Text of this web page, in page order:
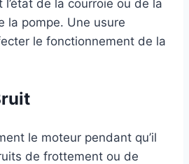
de la courroie ou de la
la pompe. Une usure
le fonctionnement de la
le moteur pendant qu’il
de frottement ou de